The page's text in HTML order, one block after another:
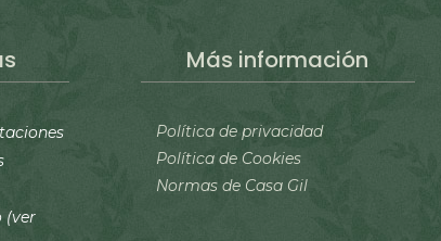
(ver
Más información
Política de privacidad
Política de Cookies
Normas de Casa Gil